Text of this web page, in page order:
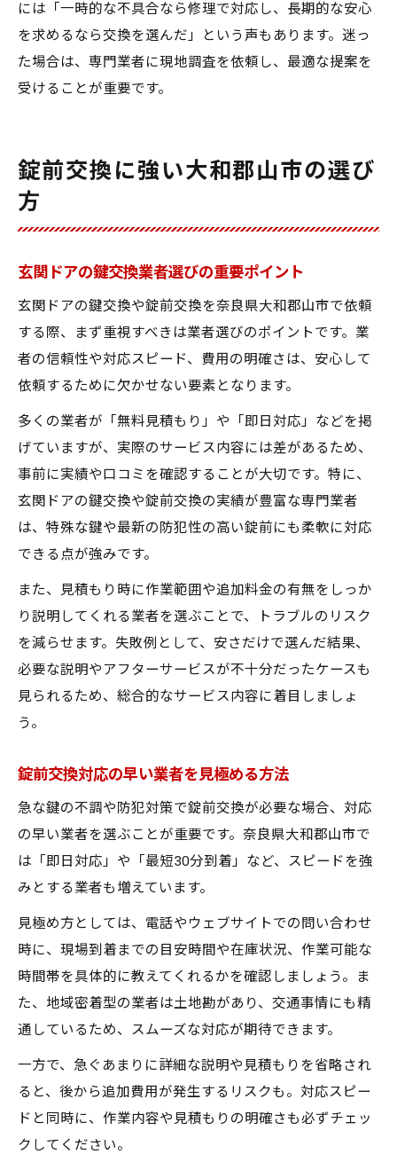
には「一時的な不具合なら修理で対応し、長期的な安心
を求めるなら交換を選んだ」という声もあります。迷っ
た場合は、専門業者に現地調査を依頼し、最適な提案を
受けることが重要です。
錠前交換に強い大和郡山市の選び
方
玄関ドアの鍵交換業者選びの重要ポイント
玄関ドアの鍵交換や錠前交換を奈良県大和郡山市で依頼
する際、まず重視すべきは業者選びのポイントです。業
者の信頼性や対応スピード、費用の明確さは、安心して
依頼するために欠かせない要素となります。
多くの業者が「無料見積もり」や「即日対応」などを掲
げていますが、実際のサービス内容には差があるため、
事前に実績や口コミを確認することが大切です。特に、
玄関ドアの鍵交換や錠前交換の実績が豊富な専門業者
は、特殊な鍵や最新の防犯性の高い錠前にも柔軟に対応
できる点が強みです。
また、見積もり時に作業範囲や追加料金の有無をしっか
り説明してくれる業者を選ぶことで、トラブルのリスク
を減らせます。失敗例として、安さだけで選んだ結果、
必要な説明やアフターサービスが不十分だったケースも
見られるため、総合的なサービス内容に着目しましょ
う。
錠前交換対応の早い業者を見極める方法
急な鍵の不調や防犯対策で錠前交換が必要な場合、対応
の早い業者を選ぶことが重要です。奈良県大和郡山市で
は「即日対応」や「最短30分到着」など、スピードを強
みとする業者も増えています。
見極め方としては、電話やウェブサイトでの問い合わせ
時に、現場到着までの目安時間や在庫状況、作業可能な
時間帯を具体的に教えてくれるかを確認しましょう。ま
た、地域密着型の業者は土地勘があり、交通事情にも精
通しているため、スムーズな対応が期待できます。
一方で、急ぐあまりに詳細な説明や見積もりを省略され
ると、後から追加費用が発生するリスクも。対応スピー
ドと同時に、作業内容や見積もりの明確さも必ずチェッ
クしてください。